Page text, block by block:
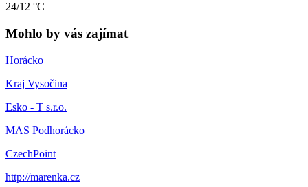
24/12 °C
Mohlo by vás zajímat
Horácko
Kraj Vysočina
Esko - T s.r.o.
MAS Podhorácko
CzechPoint
http://marenka.cz